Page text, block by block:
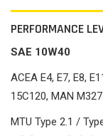
PERFORMANCE
SAE 10W40
ACEA E4, E7, E8,
15C120, MAN
MTU Type 2.1 /